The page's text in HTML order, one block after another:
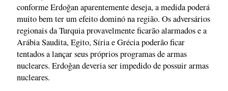
conforme Erdoğan aparentemente deseja, a medida poderá
muito bem ter um efeito dominó na região. Os adversários
regionais da Turquia provavelmente ficarão alarmados e a
Arábia Saudita, Egito, Síria e Grécia poderão ficar
tentados a lançar seus próprios programas de armas
nucleares. Erdoğan deveria ser impedido de possuir armas
nucleares.